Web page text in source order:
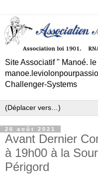
Site Associatif " Manoé.
Challenger-Systems
26 août 2021
Avant Dernier
à 19h00 à la
Périgord